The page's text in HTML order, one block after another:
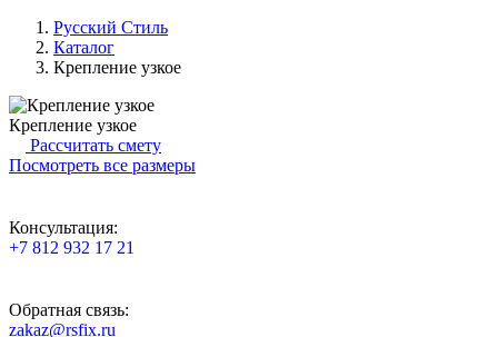
Русский Стиль
Каталог
Крепление узкое
Крепление узкое
Рассчитать смету
Посмотреть все размеры
Консультация:
+7 812 932 17 21
Обратная связь:
zakaz@rsfix.ru